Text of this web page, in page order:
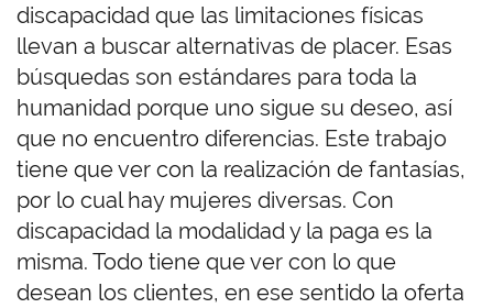
discapacidad que las limitaciones físicas
llevan a buscar alternativas de placer. Esas
búsquedas son estándares para toda la
humanidad porque uno sigue su deseo, así
que no encuentro diferencias. Este trabajo
tiene que ver con la realización de fantasías,
por lo cual hay mujeres diversas. Con
discapacidad la modalidad y la paga es la
misma. Todo tiene que ver con lo que
desean los clientes, en ese sentido la oferta